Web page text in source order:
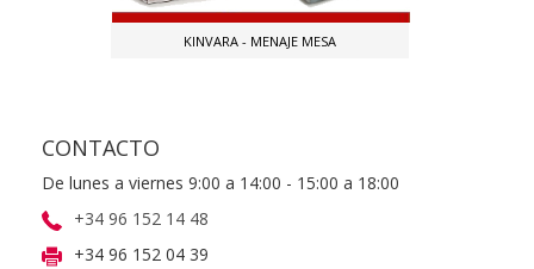
KINVARA - MENAJE MESA
CONTACTO
De lunes a viernes 9:00 a 14:00 - 15:00 a 18:00
+34 96 152 14 48
+34 96 152 04 39